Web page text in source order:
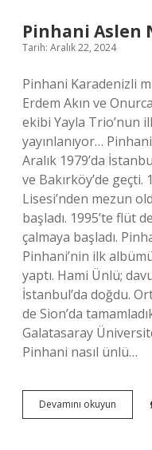
Pinhani Aslen
Tarih: Aralık 22, 2024
Pinhani Karadenizli
Erdem Akın ve
ekibi Yayla Trio’nun
yayınlanıyor…
Aralık 1979’da
ve Bakırköy’de geçti.
Lisesi’nden mezun
başladı. 1995’te flüt
çalmaya başladı.
Pinhani’nin ilk
yaptı. Hami Ünlü;
İstanbul’da doğdu.
de Sion’da
Galatasaray
Pinhani nasıl ünlü…
Devamını okuyun
Aslen